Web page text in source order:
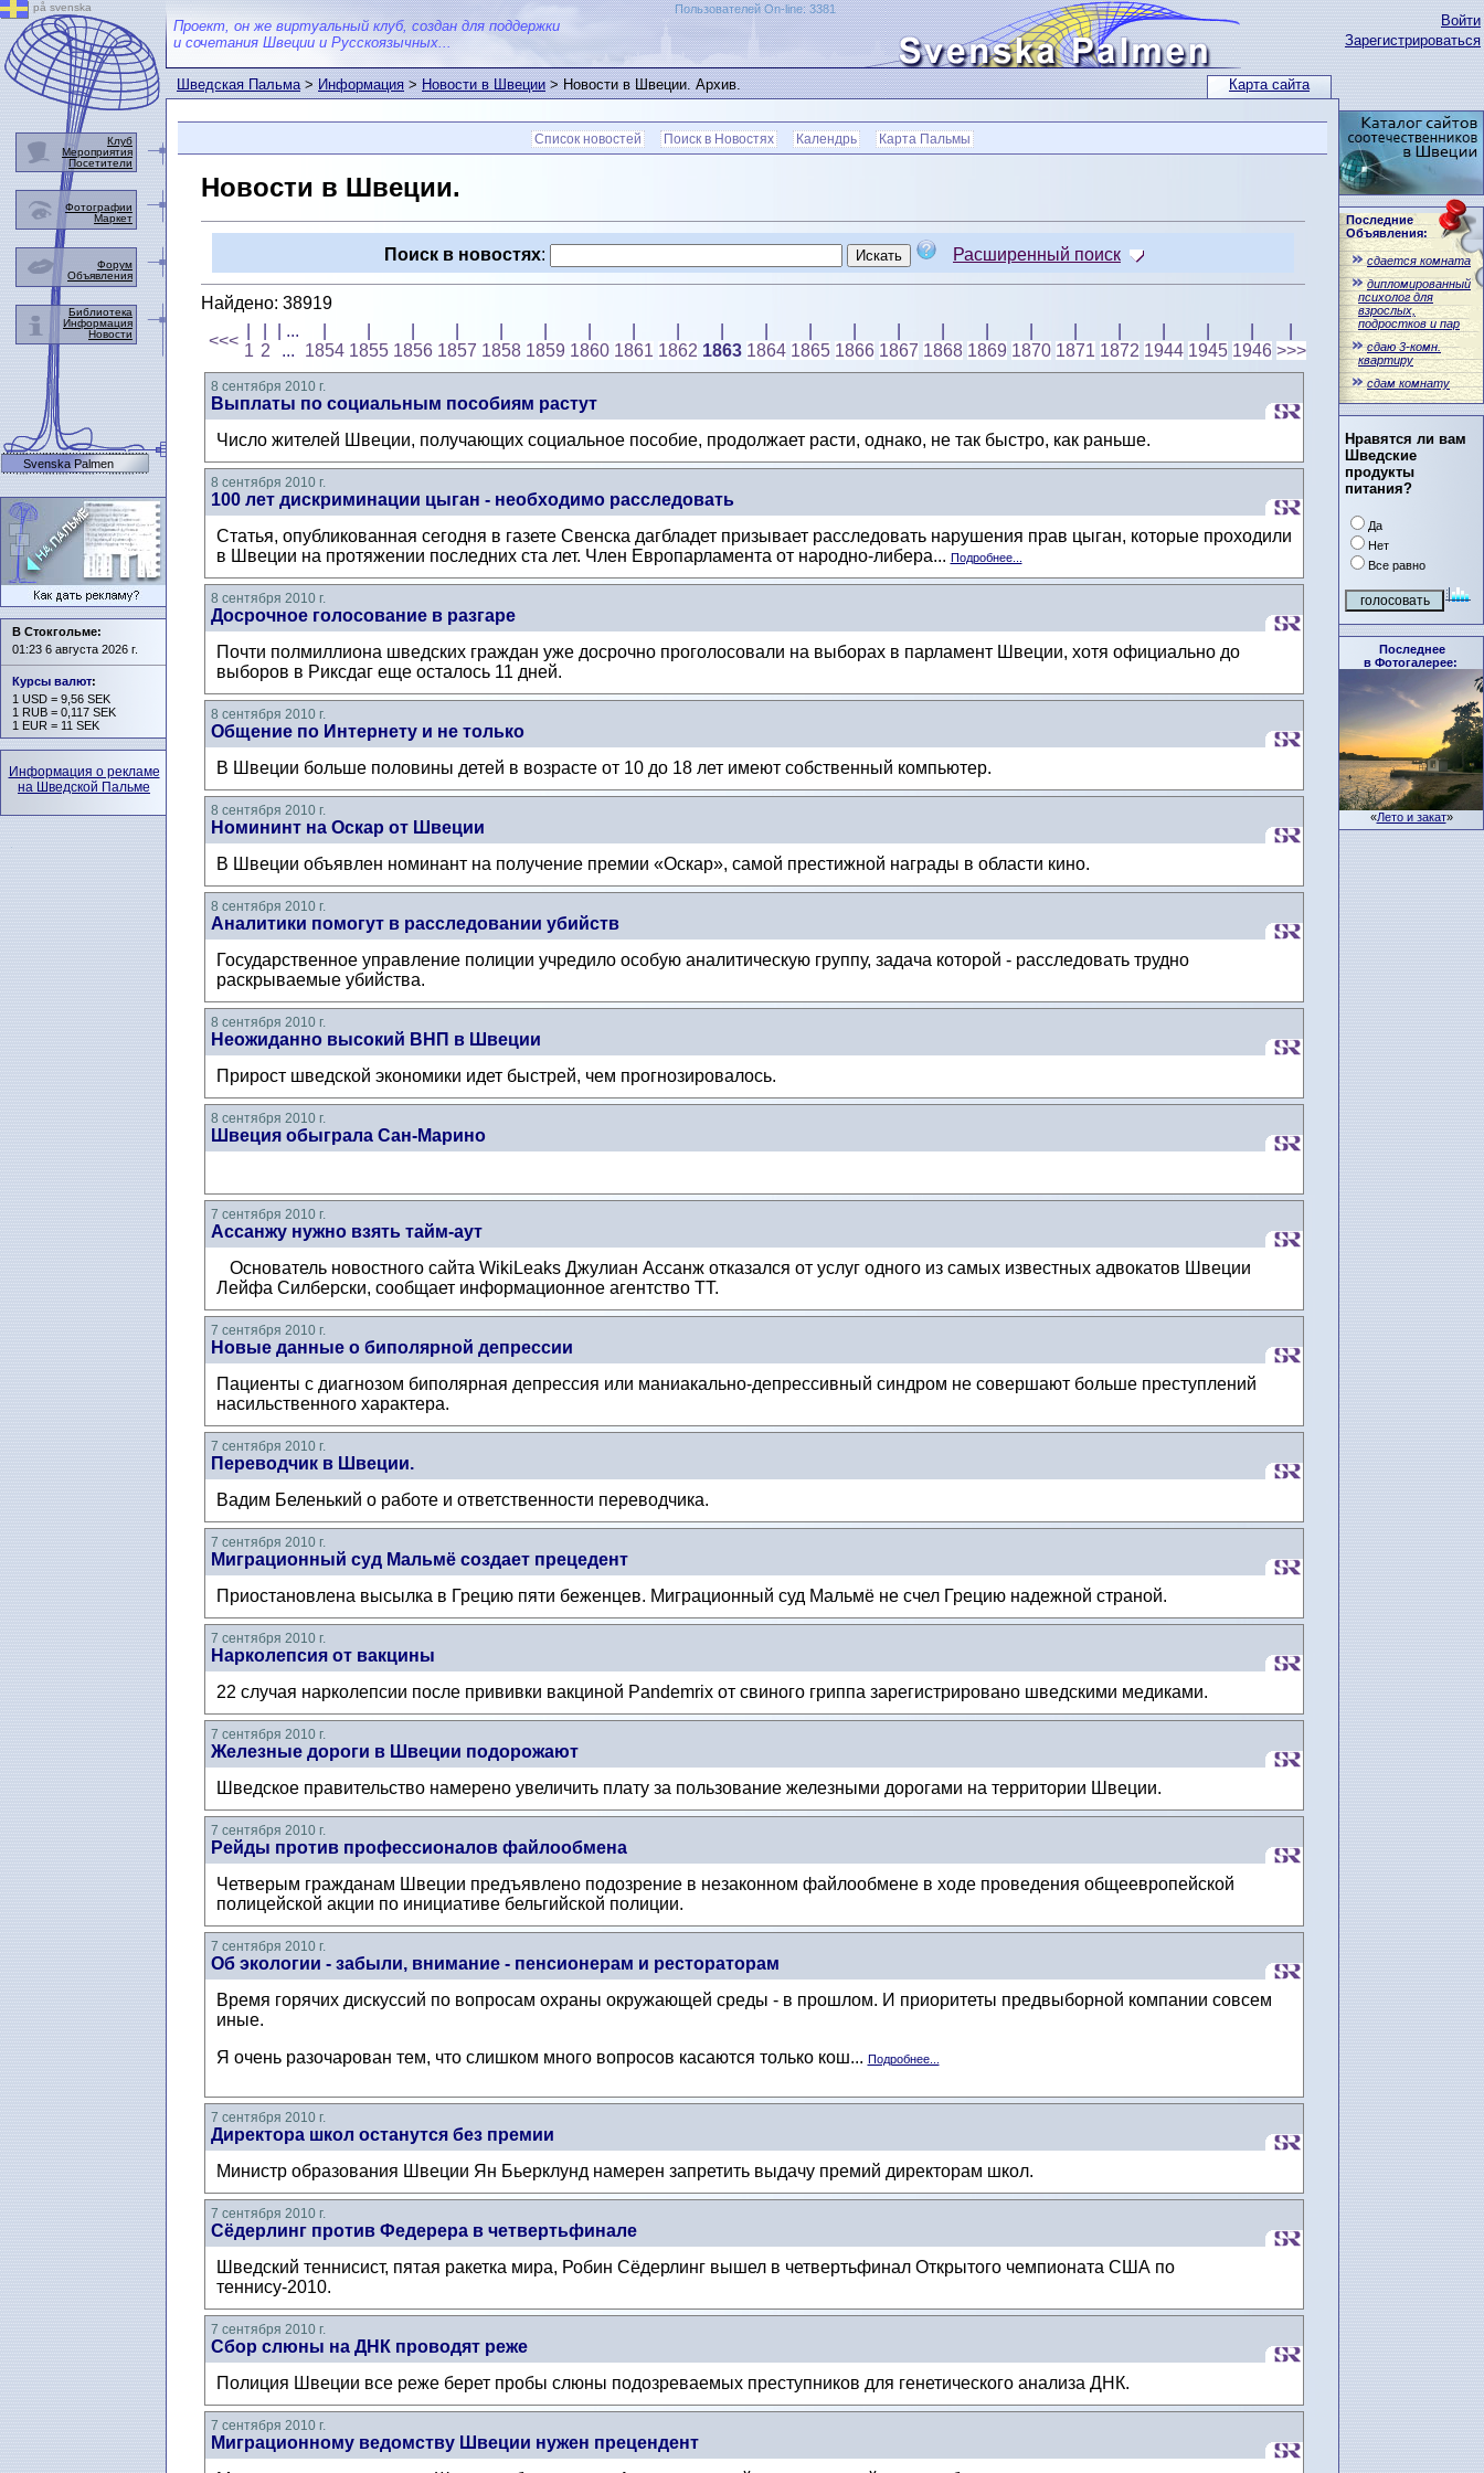
Карта сайта
Войти
Зарегистрироваться
Последние
Объявления:
сдается комната
дипломированный
психолог для
взрослых,
подростков и пар
сдаю 3-комн.
квартиру
сдам комнату
Нравятся ли вам
Шведские
продукты
питания?
Да
Нет
Все равно
Последнее
в Фотогалерее:
«Лето и закат»
Проект, он же виртуальный клуб, создан для поддержки
и сочетания Швеции и Русскоязычных...
Пользователей On-line: 3381
Шведская Пальма>Информация>Новости в Швеции> Новости в Швеции. Архив.
Список новостей Поиск в Новостях Календрь Карта Пальмы
Новости в Швеции.
Поиск в новостях: Расширенный поиск
Найдено: 38919
<<<
1 2
| ...
...
1854 1855 1856 1857 1858 1859 1860 1861 1862 1863 1864 1865 1866 1867 1868 1869 1870 1871 1872 1944 1945 1946 >>>
8 сентября 2010 г.
Выплаты по социальным пособиям растут
Число жителей Швеции, получающих социальное пособие, продолжает расти, однако, не так быстро, как раньше.
8 сентября 2010 г.
100 лет дискриминации цыган - необходимо расследовать
Статья, опубликованная сегодня в газете Свенска дагбладет призывает расследовать нарушения прав цыган, которые проходили
в Швеции на протяжении последних ста лет. Член Европарламента от народно-либера... Подробнее...
8 сентября 2010 г.
Досрочное голосование в разгаре
Почти полмиллиона шведских граждан уже досрочно проголосовали на выборах в парламент Швеции, хотя официально до
выборов в Риксдаг еще осталось 11 дней.
8 сентября 2010 г.
Общение по Интернету и не только
В Швеции больше половины детей в возрасте от 10 до 18 лет имеют собственный компьютер.
8 сентября 2010 г.
Номининт на Оскар от Швеции
В Швеции объявлен номинант на получение премии «Оскар», самой престижной награды в области кино.
8 сентября 2010 г.
Аналитики помогут в расследовании убийств
Государственное управление полиции учредило особую аналитическую группу, задача которой - расследовать трудно
раскрываемые убийства.
8 сентября 2010 г.
Неожиданно высокий ВНП в Швеции
Прирост шведской экономики идет быстрей, чем прогнозировалось.
8 сентября 2010 г.
Швеция обыграла Сан-Марино
7 сентября 2010 г.
Ассанжу нужно взять тайм-аут
Основатель новостного сайта WikiLeaks Джулиан Ассанж отказался от услуг одного из самых известных адвокатов Швеции
Лейфа Силберски, сообщает информационное агентство ТТ.
7 сентября 2010 г.
Новые данные о биполярной депрессии
Пациенты с диагнозом биполярная депрессия или маниакально-депрессивный синдром не совершают больше преступлений
насильственного характера.
7 сентября 2010 г.
Переводчик в Швеции.
Вадим Беленький о работе и ответственности переводчика.
7 сентября 2010 г.
Миграционный суд Мальмё создает прецедент
Приостановлена высылка в Грецию пяти беженцев. Миграционный суд Мальмё не счел Грецию надежной страной.
7 сентября 2010 г.
Нарколепсия от вакцины
22 случая нарколепсии после прививки вакциной Pandemrix от свиного гриппа зарегистрировано шведскими медиками.
7 сентября 2010 г.
Железные дороги в Швеции подорожают
Шведское правительство намерено увеличить плату за пользование железными дорогами на территории Швеции.
7 сентября 2010 г.
Рейды против профессионалов файлообмена
Четверым гражданам Швеции предъявлено подозрение в незаконном файлообмене в ходе проведения общеевропейской
полицейской акции по инициативе бельгийской полиции.
7 сентября 2010 г.
Об экологии - забыли, внимание - пенсионерам и рестораторам
Время горячих дискуссий по вопросам охраны окружающей среды - в прошлом. И приоритеты предвыборной компании совсем
иные.
Я очень разочарован тем, что слишком много вопросов касаются только кош... Подробнее...
7 сентября 2010 г.
Директора школ останутся без премии
Министр образования Швеции Ян Бьерклунд намерен запретить выдачу премий директорам школ.
7 сентября 2010 г.
Сёдерлинг против Федерера в четвертьфинале
Шведский теннисист, пятая ракетка мира, Робин Сёдерлинг вышел в четвертьфинал Открытого чемпионата США по
теннису-2010.
7 сентября 2010 г.
Сбор слюны на ДНК проводят реже
Полиция Швеции все реже берет пробы слюны подозреваемых преступников для генетического анализа ДНК.
7 сентября 2010 г.
Миграционному ведомству Швеции нужен прецендент
på svenska
Клуб
Мероприятия
Посетители
Фотографии
Маркет
Форум
Объявления
Библиотека
Информация
Новости
Svenska Palmen
В Стокгольме:
01:23 6 августа 2026 г.
Курсы валют:
1 USD = 9,56 SEK
1 RUB = 0,117 SEK
1 EUR = 11 SEK
Информация о рекламе
на Шведской Пальме